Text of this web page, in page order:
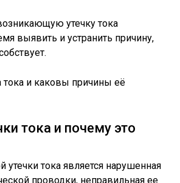
утечку тока
выявить и устранить причину,
тока и почему это
утечки тока является нарушенная
проводки, неправильная ее